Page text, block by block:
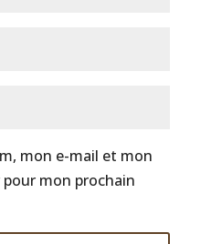
mon e-mail et mon
mon prochain